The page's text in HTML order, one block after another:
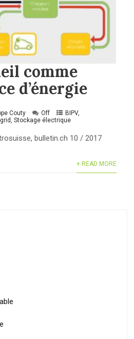
comme
d’énergie
Couty Off BIPV,
,Stockage électrique
bulletin.ch 10 / 2017
+ READ MORE